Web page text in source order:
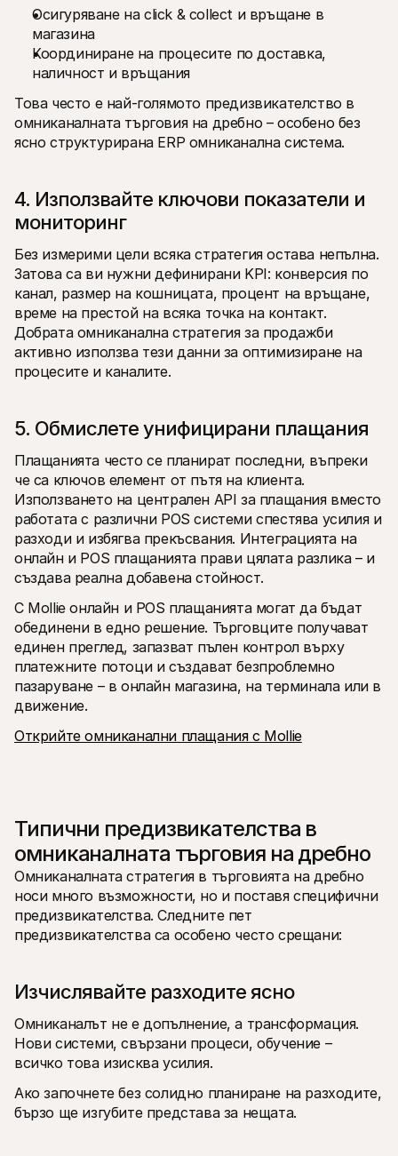
Осигуряване на click & collect и връщане в
магазина
Координиране на процесите по доставка,
наличност и връщания
Това често е най-голямото предизвикателство в
омниканалната търговия на дребно – особено без
ясно структурирана ERP омниканална система.
4. Използвайте ключови показатели и
мониторинг
Без измерими цели всяка стратегия остава непълна.
Затова са ви нужни дефинирани KPI: конверсия по
канал, размер на кошницата, процент на връщане,
време на престой на всяка точка на контакт.
Добрата омниканална стратегия за продажби
активно използва тези данни за оптимизиране на
процесите и каналите.
5. Обмислете унифицирани плащания
Плащанията често се планират последни, въпреки
че са ключов елемент от пътя на клиента.
Използването на централен API за плащания вместо
работата с различни POS системи спестява усилия и
разходи и избягва прекъсвания. Интеграцията на
онлайн и POS плащанията прави цялата разлика – и
създава реална добавена стойност.
С Mollie онлайн и POS плащанията могат да бъдат
обединени в едно решение. Търговците получават
единен преглед, запазват пълен контрол върху
платежните потоци и създават безпроблемно
пазаруване – в онлайн магазина, на терминала или в
движение.
Открийте омниканални плащания с Mollie
Типични предизвикателства в
омниканалната търговия на дребно
Омниканалната стратегия в търговията на дребно
носи много възможности, но и поставя специфични
предизвикателства. Следните пет
предизвикателства са особено често срещани:
Изчислявайте разходите ясно
Омниканалът не е допълнение, а трансформация.
Нови системи, свързани процеси, обучение –
всичко това изисква усилия.
Ако започнете без солидно планиране на разходите,
бързо ще изгубите представа за нещата.